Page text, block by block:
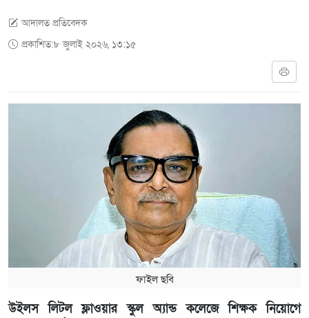
আদালত প্রতিবেদক
প্রকাশিত:৮ জুলাই ২০২৬, ১৩:১৫
ফাইল ছবি
উইলস লিটল ফ্লাওয়ার স্কুল অ্যান্ড কলেজে শিক্ষক নিয়োগে